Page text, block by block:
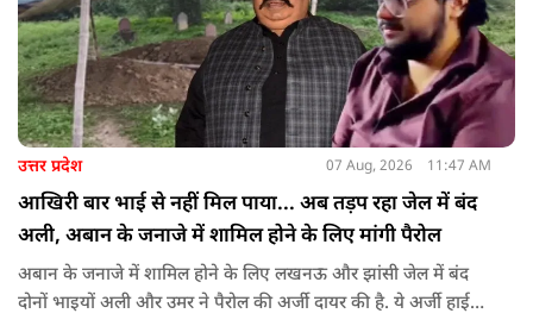
उत्तर प्रदेश 07 Aug, 2026 11:47 AM
आखिरी बार भाई से नहीं मिल पाया... अब तड़प रहा जेल में बंद
अली, अबान के जनाजे में शामिल होने के लिए मांगी पैरोल
अबान के जनाजे में शामिल होने के लिए लखनऊ और झांसी जेल में बंद
दोनों भाइयों अली और उमर ने पैरोल की अर्जी दायर की है. ये अर्जी हाई